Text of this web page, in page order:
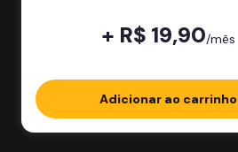
+ R$ 19,90/mês
Adicionar ao carrinho